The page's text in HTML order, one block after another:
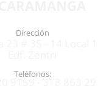
Dirección
Teléfonos: